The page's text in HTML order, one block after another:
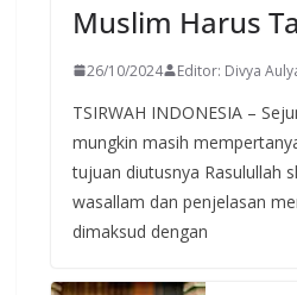
Muslim Harus
26/10/2024 Editor: Divya
TSIRWAH INDONESIA –
mungkin masih
tujuan diutusnya Rasulullah
wasallam dan penjelasan
dimaksud dengan